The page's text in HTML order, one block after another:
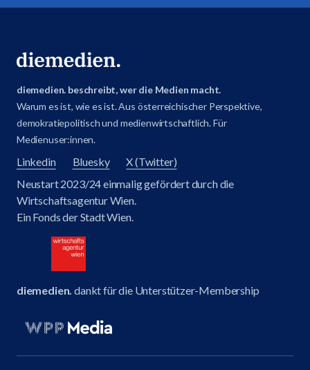
diemedien. beschreibt, wer die Medien macht.
Warum es ist, wie es ist. Aus österreichischer Perspektive,
demokratiepolitisch und medienwirtschaftlich. Für
Medienuser:innen.
Linkedin Bluesky
X (Twitter)
Neustart 2023/24 einmalig gefördert durch die
Wirtschaftsagentur Wien.
Ein Fonds der Stadt Wien.
diemedien. dankt für die Unterstützer-Membership